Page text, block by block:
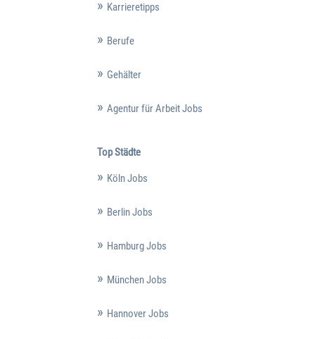
Karrieretipps
Berufe
Gehälter
Agentur für Arbeit Jobs
Top Städte
Köln Jobs
Berlin Jobs
Hamburg Jobs
München Jobs
Hannover Jobs